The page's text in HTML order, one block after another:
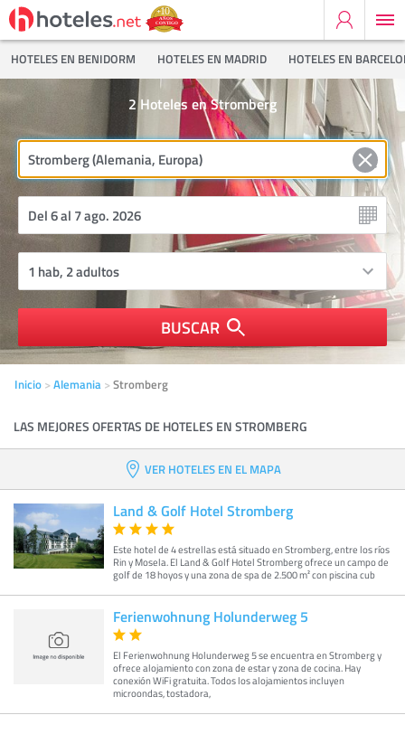
HOTELES EN BENIDORM HOTELES EN MADRID HOTELES EN
Hoteles en Stromberg
2
BUSCAR
Inicio Alemania Stromberg
LAS MEJORES OFERTAS DE HOTELES EN STROMBERG
VER HOTELES EN EL MAPA
Land & Golf Hotel Stromberg
Este hotel de 4 estrellas está situado en Stromberg, entre los ríos
Rin y Mosela. El Land & Golf Hotel Stromberg ofrece un campo de
golf de 18 hoyos y una zona de spa de 2.500 m² con piscina cub
Ferienwohnung Holunderweg 5
El Ferienwohnung Holunderweg 5 se encuentra en Stromberg y
ofrece alojamiento con zona de estar y zona de cocina. Hay
conexión WiFi gratuita. Todos los alojamientos incluyen
microondas, tostadora,